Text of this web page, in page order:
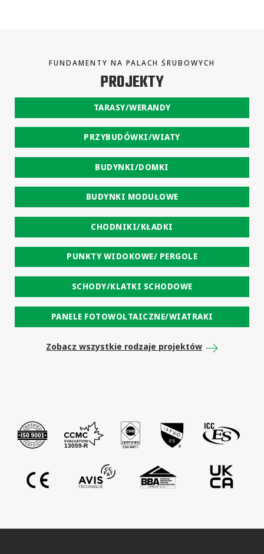
FUNDAMENTY NA PALACH ŚRUBOWYCH
PROJEKTY
TARASY/WERANDY
PRZYBUDÓWKI/WIATY
BUDYNKI/DOMKI
BUDYNKI MODUŁOWE
CHODNIKI/KŁADKI
PUNKTY WIDOKOWE/ PERGOLE
SCHODY/KLATKI SCHODOWE
PANELE FOTOWOLTAICZNE/WIATRAKI
Zobacz wszystkie rodzaje projektów